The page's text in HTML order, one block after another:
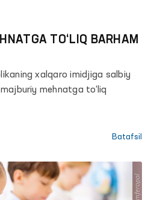
TO‘LIQ BARHAM
xalqaro imidjiga salbiy
mehnatga to‘liq
Batafsil